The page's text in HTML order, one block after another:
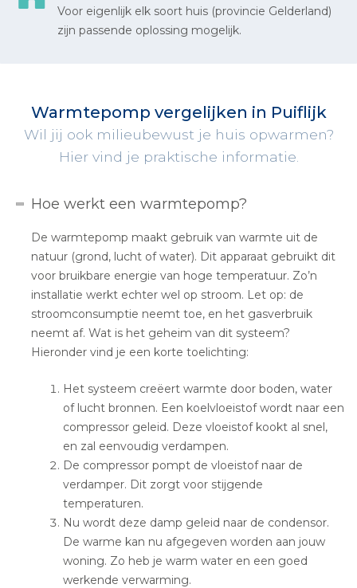
Voor eigenlijk elk soort huis (provincie Gelderland)
zijn passende oplossing mogelijk.
Warmtepomp vergelijken in Puiflijk
Wil jij ook milieubewust je huis opwarmen?
Hier vind je praktische informatie.
Hoe werkt een warmtepomp?
De warmtepomp maakt gebruik van warmte uit de
natuur (grond, lucht of water). Dit apparaat gebruikt dit
voor bruikbare energie van hoge temperatuur. Zo’n
installatie werkt echter wel op stroom. Let op: de
stroomconsumptie neemt toe, en het gasverbruik
neemt af. Wat is het geheim van dit systeem?
Hieronder vind je een korte toelichting:
Het systeem creëert warmte door boden, water
of lucht bronnen. Een koelvloeistof wordt naar een
compressor geleid. Deze vloeistof kookt al snel,
en zal eenvoudig verdampen.
De compressor pompt de vloeistof naar de
verdamper. Dit zorgt voor stijgende
temperaturen.
Nu wordt deze damp geleid naar de condensor.
De warme kan nu afgegeven worden aan jouw
woning. Zo heb je warm water en een goed
werkende verwarming.